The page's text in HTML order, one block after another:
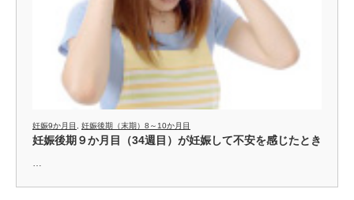
妊娠9か月目 妊娠後期（末期）8～10か月目
妊娠後期９か月目（34週目）が妊娠して不安を感じたとき